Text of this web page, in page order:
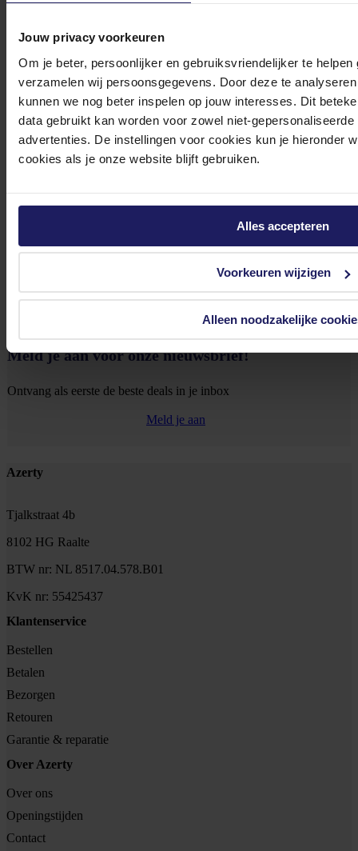
Jouw privacy voorkeuren
Om je beter, persoonlijker en gebruiksvriendelijker te
verzamelen wij persoonsgegevens. Door deze te
kunnen we nog beter inspelen op jouw interesses. Dit
data gebruikt kan worden voor zowel niet-
advertenties. De instellingen voor cookies kun je hieronder
cookies als je onze website blijft gebruiken.
Alles accepteren
Voorkeuren wijzigen
Alleen noodzakelijke
Bekijk onze veelgestelde vragen
Meld je aan voor onze nieuwsbrief!
Ontvang als eerste de beste deals in je inbox
Meld je aan
Footer
Azerty
Tjalkstraat 4b
8102 HG Raalte
BTW nr: NL 8517.04.578.B01
KvK nr: 55425437
Klantenservice
Bestellen
Betalen
Bezorgen
Retouren
Garantie & reparatie
Over Azerty
Over ons
Openingstijden
Contact